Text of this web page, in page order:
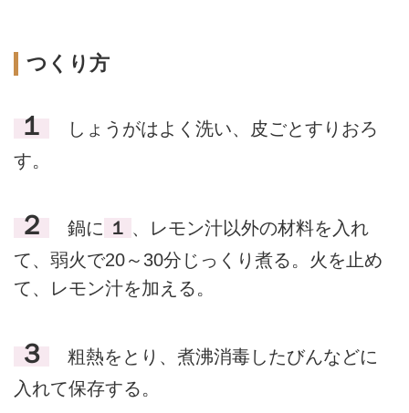
つくり方
１
しょうがはよく洗い、皮ごとすりおろ
す。
２ 鍋に １ 、レモン汁以外の材料を入れ
て、弱火で20～30分じっくり煮る。火を止め
て、レモン汁を加える。
３
粗熱をとり、煮沸消毒したびんなどに
入れて保存する。